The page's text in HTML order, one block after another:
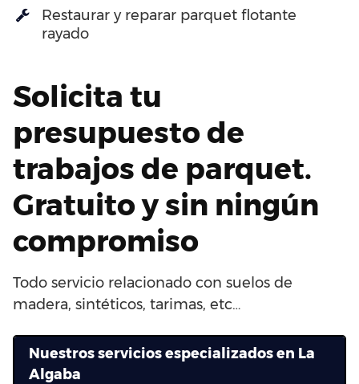
Restaurar y reparar parquet flotante
rayado
Solicita tu
presupuesto de
trabajos de parquet.
Gratuito y sin ningún
compromiso
Todo servicio relacionado con suelos de
madera, sintéticos, tarimas, etc…
Nuestros servicios especializados en La
Algaba